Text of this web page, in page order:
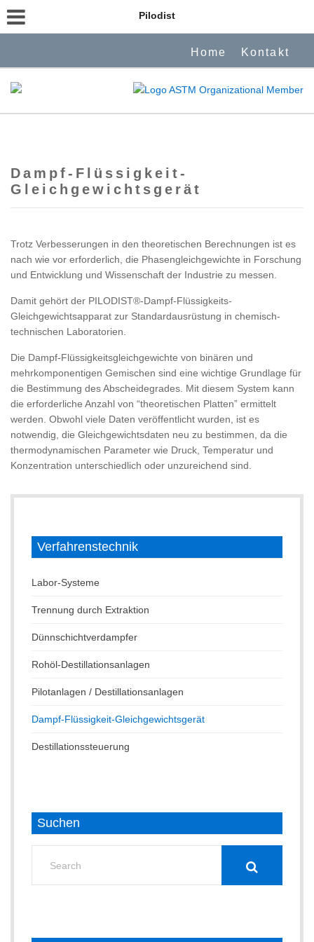
Pilodist
Home Kontakt
Dampf-Flüssigkeit-
Gleichgewichtsgerät
Trotz Verbesserungen in den theoretischen Berechnungen ist es
nach wie vor erforderlich, die Phasengleichgewichte in Forschung
und Entwicklung und Wissenschaft der Industrie zu messen.
Damit gehört der PILODIST®-Dampf-Flüssigkeits-
Gleichgewichtsapparat zur Standardausrüstung in chemisch-
technischen Laboratorien.
Die Dampf-Flüssigkeitsgleichgewichte von binären und
mehrkomponentigen Gemischen sind eine wichtige Grundlage für
die Bestimmung des Abscheidegrades. Mit diesem System kann
die erforderliche Anzahl von “theoretischen Platten” ermittelt
werden. Obwohl viele Daten veröffentlicht wurden, ist es
notwendig, die Gleichgewichtsdaten neu zu bestimmen, da die
thermodynamischen Parameter wie Druck, Temperatur und
Konzentration unterschiedlich oder unzureichend sind.
Verfahrenstechnik
Labor-Systeme
Trennung durch Extraktion
Dünnschichtverdampfer
Rohöl-Destillationsanlagen
Pilotanlagen / Destillationsanlagen
Dampf-Flüssigkeit-Gleichgewichtsgerät
Destillationssteuerung
Suchen